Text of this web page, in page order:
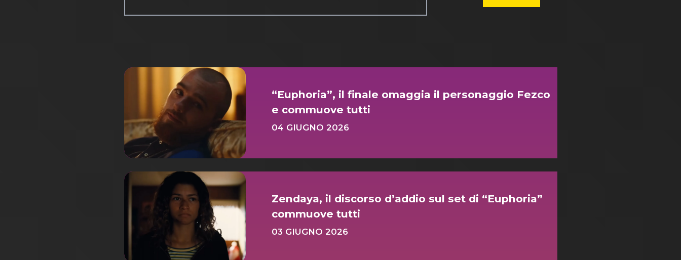
“Euphoria”, il finale omaggia il personaggio Fezco
e commuove tutti
04 GIUGNO 2026
Zendaya, il discorso d’addio sul set di “Euphoria”
commuove tutti
03 GIUGNO 2026